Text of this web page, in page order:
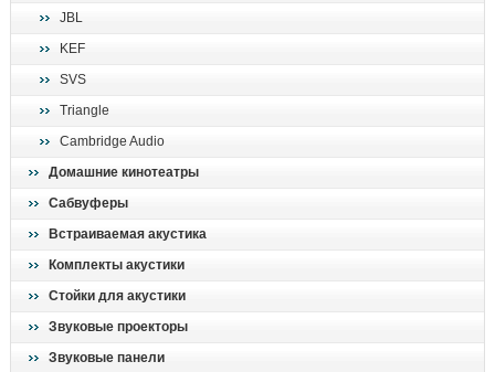
JBL
KEF
SVS
Triangle
Cambridge Audio
Домашние кинотеатры
Сабвуферы
Встраиваемая акустика
Комплекты акустики
Стойки для акустики
Звуковые проекторы
Звуковые панели